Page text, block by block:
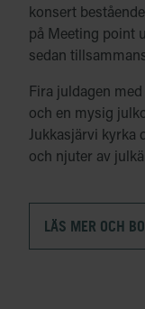
konsert
på Meeting point
sedan
Fira juldagen
och en mysig
Jukkasjärvi kyrka
och njuter av
LÄS MER OCH